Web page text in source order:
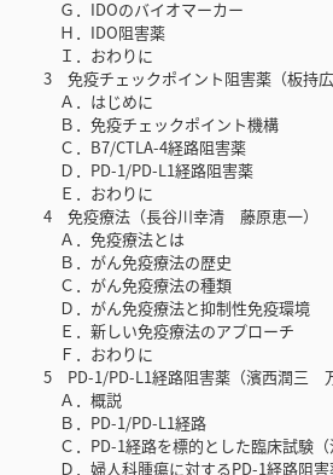
Ｇ．IDOのバイオマーカー
Ｈ．IDO阻害薬
Ｉ．おわりに
3 免疫チェックポイント阻害薬（板持
Ａ．はじめに
Ｂ．免疫チェックポイント機構
Ｃ．B7/CTLA-4経路阻害薬
Ｄ．PD-1/PD-L1経路阻害薬
Ｅ．おわりに
4 免疫療法（長谷川幸清 藤原恵一）
Ａ．免疫療法とは
Ｂ．がん免疫療法の歴史
Ｃ．がん免疫療法の種類
Ｄ．がん免疫療法と抑制性免疫環境
Ｅ．新しい免疫療法のアプローチ
Ｆ．おわりに
5 PD-1/PD-L1経路阻害薬（濱西潤三 万
Ａ．概説
Ｂ．PD-1/PD-L1経路
Ｃ．PD-1経路を標的とした臨床試験（
Ｄ．婦人科腫瘍に対するPD-1経路阻害